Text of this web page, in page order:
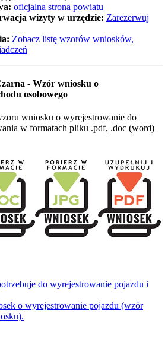
oficjalna strona powiatu
wizyty w urzędzie: Zarezerwuj
Zobacz listę wzorów wniosków,
- Wzór wniosku o
osobowego
wniosku o wyrejestrowanie do
w formatach pliku .pdf, .doc (word)
do wyrejestrowanie pojazdu i
o wyrejestrowanie pojazdu (wzór